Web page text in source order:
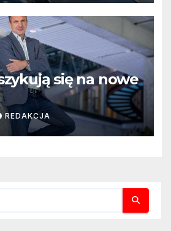
się na nowe
REDAKCJA